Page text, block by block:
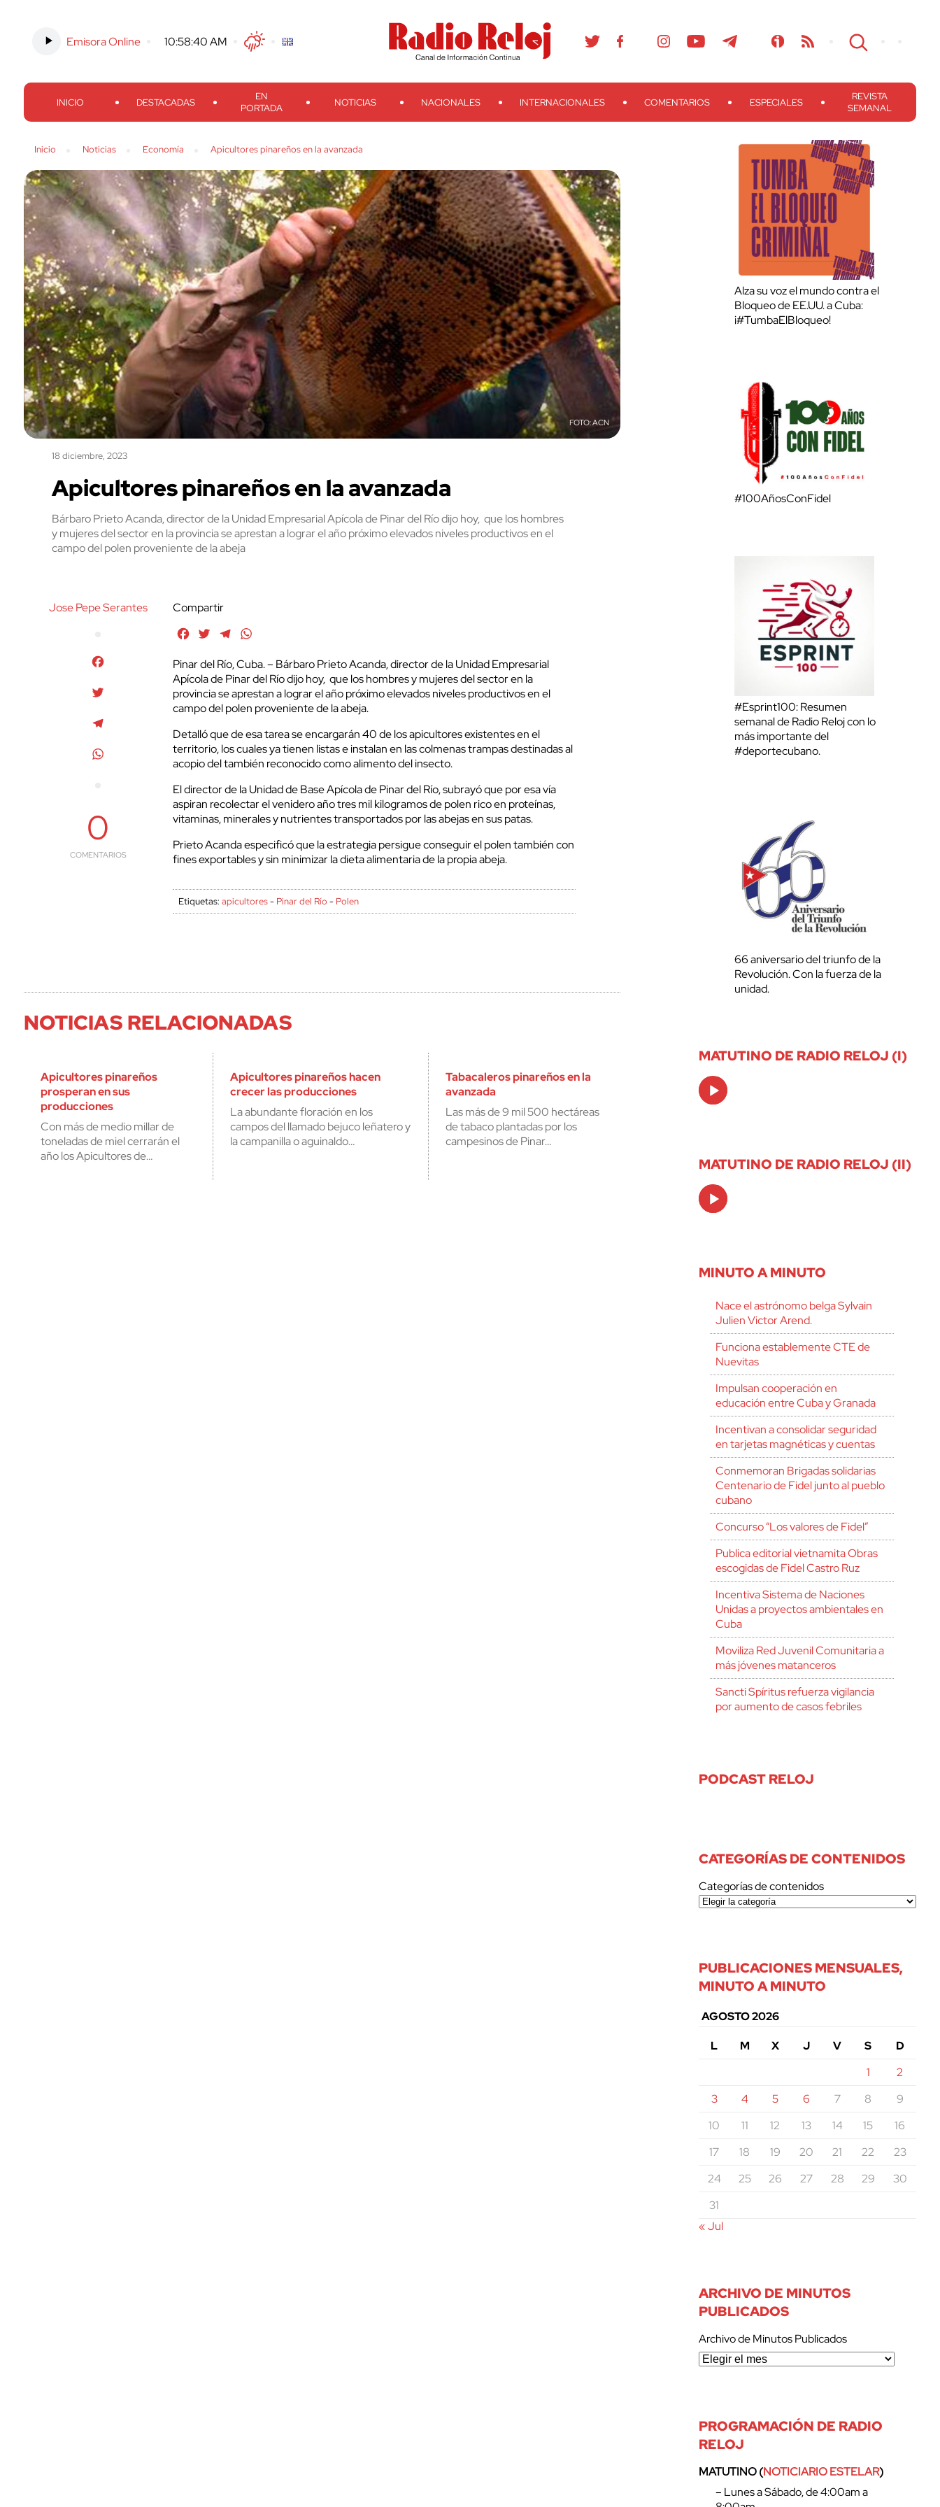
Emisora Online -10:58:41 AMTwitterFacebook
Threads
Instagram TelegramTeveo Ivoox RSS Search
INICIO DESTACADAS
EN
PORTADA
NOTICIAS NACIONALES INTERNACIONALES COMENTARIOS ESPECIALES
REVISTA
SEMANAL
Inicio Noticias Economía Apicultores pinareños en la avanzada
ACN
18 diciembre, 2023
Apicultores pinareños en la avanzada
Bárbaro Prieto Acanda, director de la Unidad Empresarial Apícola de Pinar del Río dijo hoy, que los hombres
y mujeres del sector en la provincia se aprestan a lograr el año próximo elevados niveles productivos en el
campo del polen proveniente de la abeja
Jose Pepe Serantes
0
COMENTARIOS
Compartir
FacebookTwitterTelegram
Pinar del Río, Cuba. – Bárbaro Prieto Acanda, director de la Unidad Empresarial
Apícola de Pinar del Río dijo hoy, que los hombres y mujeres del sector en la
provincia se aprestan a lograr el año próximo elevados niveles productivos en el
campo del polen proveniente de la abeja.
Detalló que de esa tarea se encargarán 40 de los apicultores existentes en el
territorio, los cuales ya tienen listas e instalan en las colmenas trampas destinadas al
acopio del también reconocido como alimento del insecto.
El director de la Unidad de Base Apícola de Pinar del Río, subrayó que por esa vía
aspiran recolectar el venidero año tres mil kilogramos de polen rico en proteínas,
vitaminas, minerales y nutrientes transportados por las abejas en sus patas.
Prieto Acanda especificó que la estrategia persigue conseguir el polen también con
fines exportables y sin minimizar la dieta alimentaria de la propia abeja.
Etiquetas:apicultores- Pinar del Río - Polen
NOTICIAS RELACIONADAS
Apicultores pinareños
prosperan en sus
producciones
Con más de medio millar de
toneladas de miel cerrarán el
año los Apicultores de…
Apicultores pinareños hacen
crecer las producciones
La abundante floración en los
campos del llamado bejuco leñatero y
la campanilla o aguinaldo…
Tabacaleros pinareños en la
avanzada
Las más de 9 mil 500 hectáreas
de tabaco plantadas por los
campesinos de Pinar…
Alza su voz el mundo contra el
Bloqueo de EE.UU. a Cuba:
¡#TumbaElBloqueo!
#100AñosConFidel
#Esprint100: Resumen
semanal de Radio Reloj con lo
más importante del
#deportecubano.
66 aniversario del triunfo de la
Revolución. Con la fuerza de la
unidad.
MATUTINO DE RADIO RELOJ (I)
Audio
Player
MATUTINO DE RADIO RELOJ (II)
Audio
Player
MINUTO A MINUTO
Nace el astrónomo belga Sylvain
Julien Victor Arend.
Funciona establemente CTE de
Nuevitas
Impulsan cooperación en
educación entre Cuba y Granada
Incentivan a consolidar seguridad
en tarjetas magnéticas y cuentas
Conmemoran Brigadas solidarias
Centenario de Fidel junto al pueblo
cubano
Concurso “Los valores de Fidel”
Publica editorial vietnamita Obras
escogidas de Fidel Castro Ruz
Incentiva Sistema de Naciones
Unidas a proyectos ambientales en
Cuba
Moviliza Red Juvenil Comunitaria a
más jóvenes matanceros
Sancti Spíritus refuerza vigilancia
por aumento de casos febriles
PODCAST RELOJ
CATEGORÍAS DE CONTENIDOS
Categorías de contenidos
PUBLICACIONES MENSUALES,
MINUTO A MINUTO
AGOSTO 2026
L
M X J V S
D
1
2
3
4 5 6 7 8
9
10
11 12 13 14 15
16
17
18 19 20 21 22
23
24
25 26 27 28 29
30
31
« Jul
ARCHIVO DE MINUTOS
PUBLICADOS
Archivo de Minutos Publicados
PROGRAMACIÓN DE RADIO
RELOJ
MATUTINO (NOTICIARIO ESTELAR)
– Lunes a Sábado, de 4:00am a